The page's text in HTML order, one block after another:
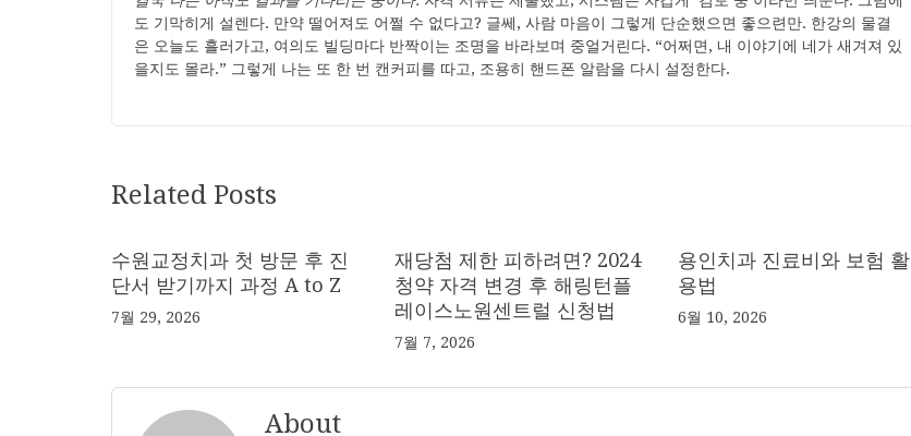
도 기막히게 설렌다. 만약 떨어져도 어쩔 수 없다고? 글쎄, 사람 마음이 그렇게 단순했으면 좋으련만. 한강의 물결
은 오늘도 흘러가고, 여의도 빌딩마다 반짝이는 조명을 바라보며 중얼거린다. “어쩌면, 내 이야기에 네가 새겨져 있
을지도 몰라.” 그렇게 나는 또 한 번 캔커피를 따고, 조용히 핸드폰 알람을 다시 설정한다.
Related Posts
수원교정치과 첫 방문 후 진
단서 받기까지 과정 A to Z
7월 29, 2026
재당첨 제한 피하려면? 2024
청약 자격 변경 후 해링턴플
레이스노원센트럴 신청법
7월 7, 2026
용인치과 진료비와 보험 활
용법
6월 10, 2026
About